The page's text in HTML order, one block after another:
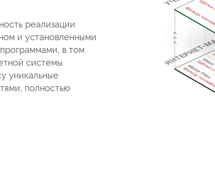
реализации
и установленными
в том
системы
уникальные
полностью